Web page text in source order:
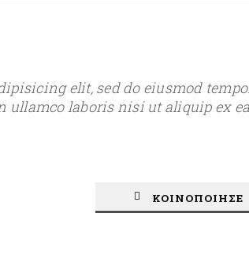
elit, sed do eiusmod
laboris nisi ut aliquip ex
ΚΟΙΝΟΠΟΙΗΣΕ